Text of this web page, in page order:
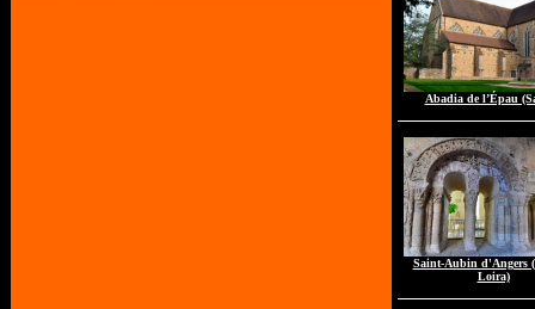
Abadia de l’Épau
Saint-Aubin d'Angers
Loira)